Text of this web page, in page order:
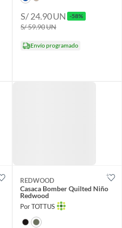
S/ 24.90UN -58%
S/ 59.90UN
Envío programado
REDWOOD
Casaca Bomber Quilted Niño
Redwood
Por TOTTUS